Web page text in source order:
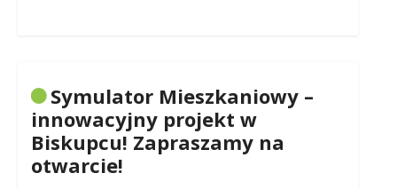
Symulator Mieszkaniowy –
innowacyjny projekt w
Biskupcu! Zapraszamy na
otwarcie!